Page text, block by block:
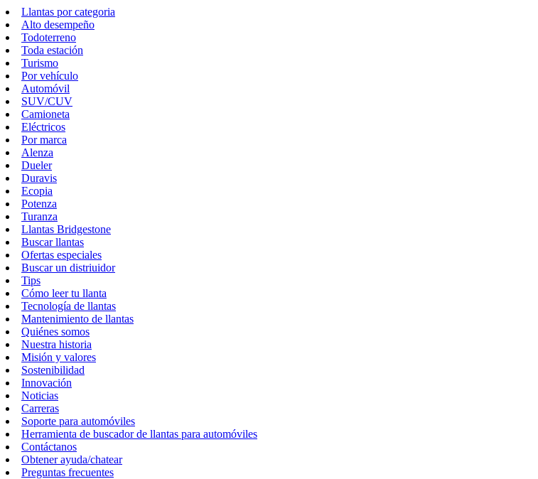
Llantas por categoria
Alto desempeño
Todoterreno
Toda estación
Turismo
Por vehículo
Automóvil
SUV/CUV
Camioneta
Eléctricos
Por marca
Alenza
Dueler
Duravis
Ecopia
Potenza
Turanza
Llantas Bridgestone
Buscar llantas
Ofertas especiales
Buscar un distriuidor
Tips
Cómo leer tu llanta
Tecnología de llantas
Mantenimiento de llantas
Quiénes somos
Nuestra historia
Misión y valores
Sostenibilidad
Innovación
Noticias
Carreras
Soporte para automóviles
Herramienta de buscador de llantas para automóviles
Contáctanos
Obtener ayuda/chatear
Preguntas frecuentes